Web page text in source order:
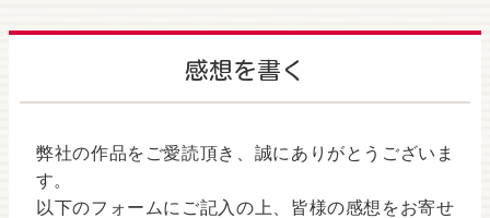
感想を書く
弊社の作品をご愛読頂き、誠にありがとうございま
す。
以下のフォームにご記入の上、皆様の感想をお寄せ